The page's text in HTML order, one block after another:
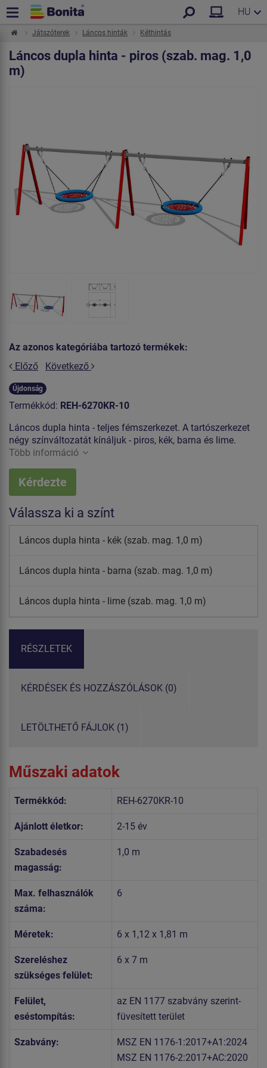
HU
Játszóterek Láncos hinták Kéthintás
Láncos dupla hinta - piros (szab. mag. 1,0
m)
Az azonos kategóriába tartozó termékek:
Előző
Következő
Újdonság
Termékkód: REH-6270KR-10
Láncos dupla hinta - teljes fémszerkezet. A tartószerkezet
négy színváltozatát kínáljuk - piros, kék, barna és lime.
Több információ
Kérdezte
Válassza ki a színt
Láncos dupla hinta - kék (szab. mag. 1,0 m)
Láncos dupla hinta - barna (szab. mag. 1,0 m)
Láncos dupla hinta - lime (szab. mag. 1,0 m)
RÉSZLETEK
KÉRDÉSEK ÉS HOZZÁSZÓLÁSOK (0)
LETÖLTHETŐ FÁJLOK (1)
Műszaki adatok
Termékkód: REH-6270KR-10
Ajánlott életkor: 2-15 év
Szabadesés
magasság:
1,0 m
Max. felhasználók
száma:
6
Méretek: 6 x 1,12 x 1,81 m
Szereléshez
szükséges felület:
6 x 7 m
Felület,
eséstompítás:
az EN 1177 szabvány szerint-
füvesített terület
Szabvány:
MSZ EN 1176-1:2017+A1:2024
MSZ EN 1176-2:2017+AC:2020